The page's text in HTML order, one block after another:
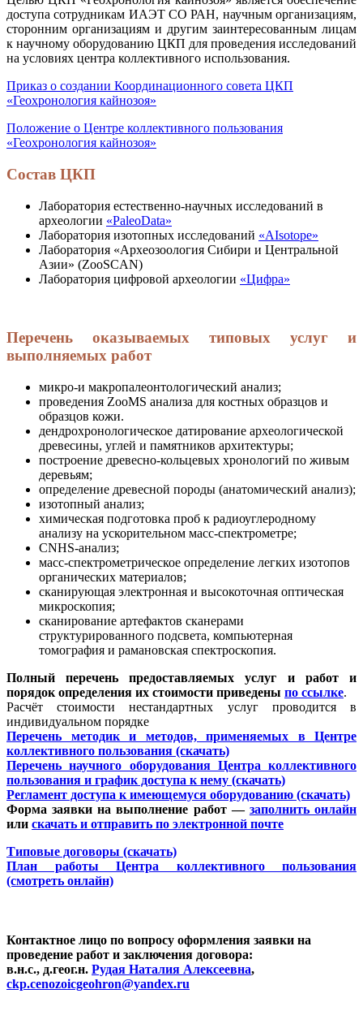
доступа сотрудникам ИАЭТ СО РАН, научным организациям,
сторонним организациям и другим заинтересованным лицам
к научному оборудованию ЦКП для проведения исследований
на условиях центра коллективного использования.
Приказ о создании Координационного совета ЦКП
«Геохронология кайнозоя»
Положение о Центре коллективного пользования
«Геохронология кайнозоя»
Состав ЦКП
Лаборатория естественно-научных исследований в
археологии «PaleoData»
Лаборатория изотопных исследований «AIsotope»
Лаборатория «Археозоология Сибири и Центральной
Азии» (ZooSCAN)
Лаборатория цифровой археологии «Цифра»
Перечень оказываемых типовых услуг и
выполняемых работ
микро-и макропалеонтологический анализ;
проведения ZooMS анализа для костных образцов и
образцов кожи.
дендрохронологическое датирование археологической
древесины, углей и памятников архитектуры;
построение древесно-кольцевых хронологий по живым
деревьям;
определение древесной породы (анатомический анализ);
изотопный анализ;
химическая подготовка проб к радиоуглеродному
анализу на ускорительном масс-спектрометре;
CNHS-анализ;
масс-спектрометрическое определение легких изотопов
органических материалов;
сканирующая электронная и высокоточная оптическая
микроскопия;
сканирование артефактов сканерами
структурированного подсвета, компьютерная
томография и рамановская спектроскопия.
Полный перечень предоставляемых услуг и работ и
порядок определения их стоимости приведены по ссылке.
Расчёт стоимости нестандартных услуг проводится в
индивидуальном порядке
Перечень методик и методов, применяемых в Центре
коллективного пользования (скачать)
Перечень научного оборудования Центра коллективного
пользования и график доступа к нему (скачать)
Регламент доступа к имеющемуся оборудованию (скачать)
Форма заявки на выполнение работ — заполнить онлайн
или скачать и отправить по электронной почте
Типовые договоры (скачать)
План работы Центра коллективного пользования
(смотреть онлайн)
Контактное лицо по вопросу оформления заявки на
проведение работ и заключения договора:
в.н.с., д.геог.н. Рудая Наталия Алексеевна,
ckp.cenozoicgeohron@yandex.ru